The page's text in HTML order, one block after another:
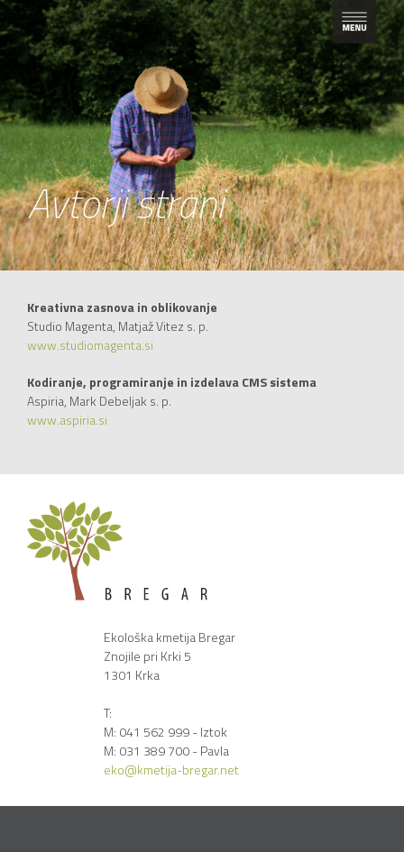
Avtorji strani
Kreativna zasnova in oblikovanje
Studio Magenta, Matjaž Vitez s. p.
www.studiomagenta.si
Kodiranje, programiranje in izdelava CMS sistema
Aspiria, Mark Debeljak s. p.
www.aspiria.si
Ekološka kmetija Bregar
Znojile pri Krki 5
1301 Krka
T:
M: 041 562 999 - Iztok
M: 031 389 700 - Pavla
eko@kmetija-bregar.net